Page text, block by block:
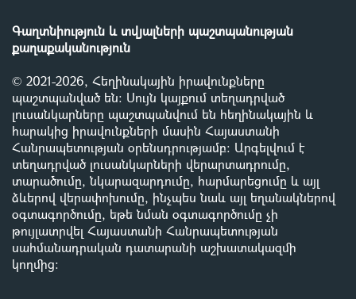
Գաղտնիություն և տվյալների պաշտպանության
քաղաքականություն
© 2021-2026, Հեղինակային իրավունքները
պաշտպանված են: Սույն կայքում տեղադրված
լուսանկարները պաշտպանվում են հեղինակային և
հարակից իրավունքների մասին Հայաստանի
Հանրապետության օրենսդրությամբ: Արգելվում է
տեղադրված լուսանկարների վերարտադրումը,
տարածումը, նկարազարդումը, հարմարեցումը և այլ
ձևերով վերափոխումը, ինչպես նաև այլ եղանակներով
օգտագործումը, եթե նման օգտագործումը չի
թույլատրվել Հայաստանի Հանրապետության
սահմանադրական դատարանի աշխատակազմի
կողմից: